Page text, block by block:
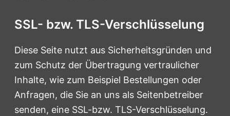
SSL- bzw. TLS-Verschlüsselung
Diese Seite nutzt aus Sicherheitsgründen und
zum Schutz der Übertragung vertraulicher
Inhalte, wie zum Beispiel Bestellungen oder
Anfragen, die Sie an uns als Seitenbetreiber
senden, eine SSL-bzw. TLS-Verschlüsselung.